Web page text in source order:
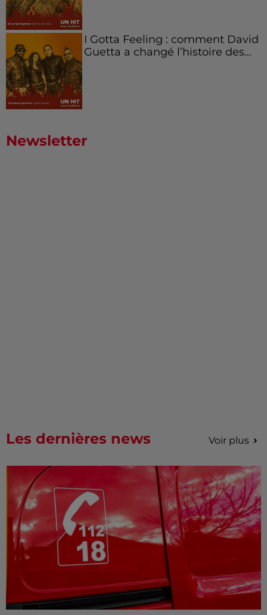
I Gotta Feeling : comment David
Guetta a changé l’histoire des...
Newsletter
Les dernières news Voir plus